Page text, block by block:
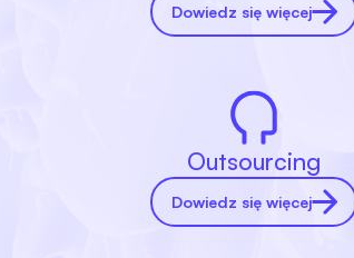
Dowiedz się więcej
Outsourcing
Dowiedz się więcej